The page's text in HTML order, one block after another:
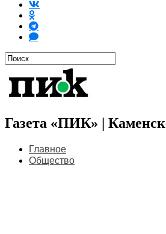
Газета «ПИК» |
Главное
Общество